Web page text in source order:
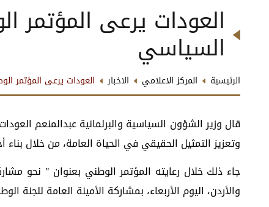
العودات يرعى المؤتمر
السياسي
الرئيسية المركز الاعلامي الاخبار العودات يرعى المؤتمر
قال وزير الشؤون السياسية والبرلمانية عبدالمنعم
وتعزيز التمثيل الحقيقي في الحياة العامة، من خلال
جاء ذلك خلال رعايته المؤتمر الوطني بعنوان " نحو
والأردن، اليوم الأربعاء، بمشاركة الأمينة العامة